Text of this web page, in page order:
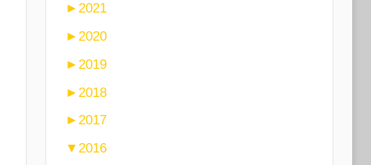
► 2021
► 2020
► 2019
► 2018
► 2017
▼2016